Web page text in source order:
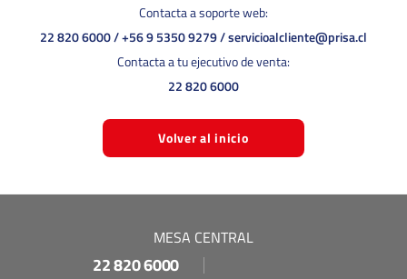
Contacta a soporte web:
22 820 6000/+56 9 5350 9279/servicioalcliente@prisa.cl
Contacta a tu ejecutivo de venta:
22 820 6000
Volver al inicio
MESA CENTRAL
22 820 6000